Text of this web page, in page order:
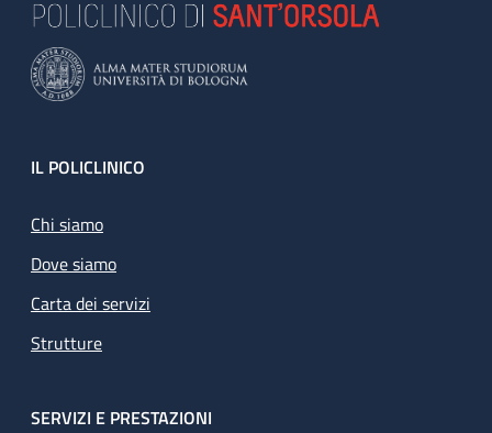
Footer
IL POLICLINICO
Chi siamo
Dove siamo
Carta dei servizi
Strutture
SERVIZI E PRESTAZIONI